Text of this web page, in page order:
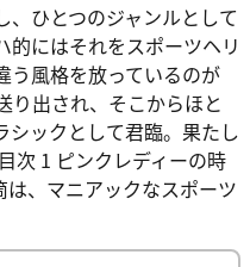
、ひとつのジャンルとして
的にはそれをスポーツヘリ
う風格を放っているのが
り出され、そこからほと
シックとして君臨。果たし
次 1 ピンクレディーの時
、マニアックなスポーツ